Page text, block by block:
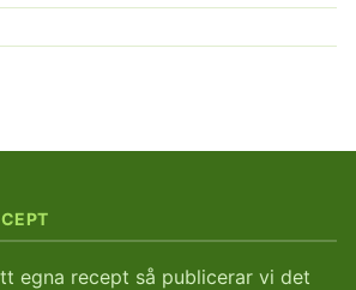
egna recept så publicerar vi det